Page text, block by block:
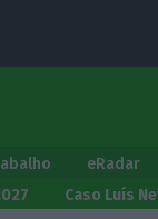
eRadar
Caso Luís